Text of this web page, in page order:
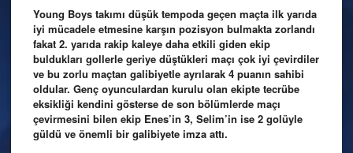
Young Boys takımı düşük tempoda geçen maçta ilk yarıda
iyi mücadele etmesine karşın pozisyon bulmakta zorlandı
fakat 2. yarıda rakip kaleye daha etkili giden ekip
buldukları gollerle geriye düştükleri maçı çok iyi çevirdiler
ve bu zorlu maçtan galibiyetle ayrılarak 4 puanın sahibi
oldular. Genç oyunculardan kurulu olan ekipte tecrübe
eksikliği kendini gösterse de son bölümlerde maçı
çevirmesini bilen ekip Enes’in 3, Selim’in ise 2 golüyle
güldü ve önemli bir galibiyete imza attı.